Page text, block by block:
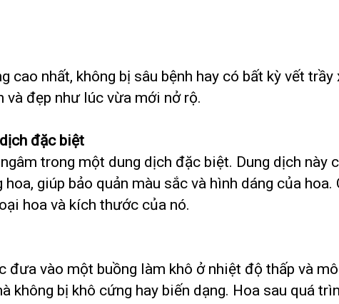
cao nhất, không bị sâu bệnh hay có bất kỳ vết
và đẹp như lúc vừa mới nở rộ.
đặc biệt
trong một dung dịch đặc biệt. Dung dịch này
giúp bảo quản màu sắc và hình dáng của
hoa và kích thước của nó.
đưa vào một buồng làm khô ở nhiệt độ thấp và
không bị khô cứng hay biến dạng. Hoa sau quá